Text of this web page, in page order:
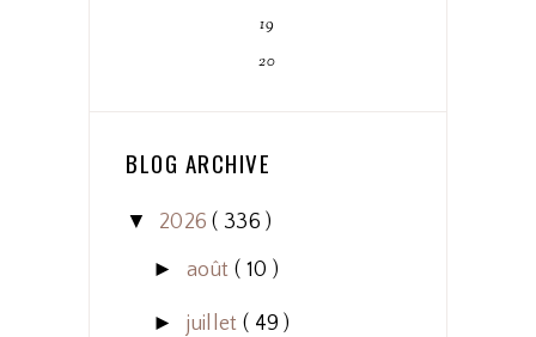
19
20
BLOG ARCHIVE
▼ 2026( 336 )
► août ( 10 )
► juillet ( 49 )